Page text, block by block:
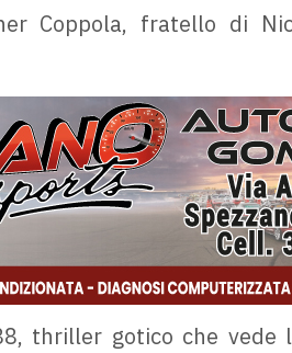
Coppola, fratello di
thriller gotico che vede